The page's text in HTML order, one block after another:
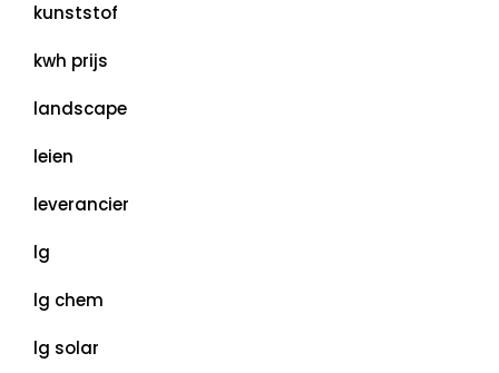
kunststof
kwh prijs
landscape
leien
leverancier
lg
lg chem
lg solar